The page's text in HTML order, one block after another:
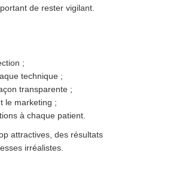
de rester vigilant.
;
technique ;
transparente ;
le marketing ;
à chaque patient.
attractives, des résultats
irréalistes.